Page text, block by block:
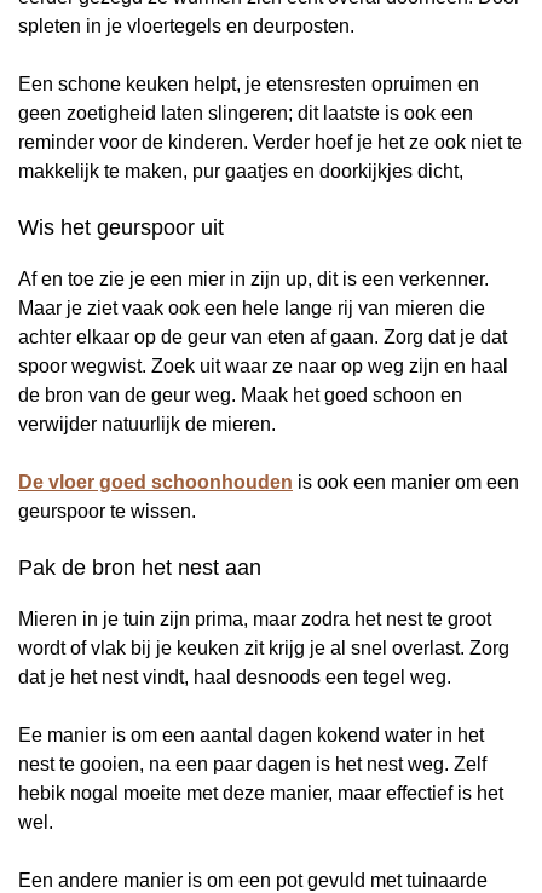
spleten in je vloertegels en deurposten.
Een schone keuken helpt, je etensresten opruimen en
geen zoetigheid laten slingeren; dit laatste is ook een
reminder voor de kinderen. Verder hoef je het ze ook niet te
makkelijk te maken, pur gaatjes en doorkijkjes dicht,
Wis het geurspoor uit
Af en toe zie je een mier in zijn up, dit is een verkenner.
Maar je ziet vaak ook een hele lange rij van mieren die
achter elkaar op de geur van eten af gaan. Zorg dat je dat
spoor wegwist. Zoek uit waar ze naar op weg zijn en haal
de bron van de geur weg. Maak het goed schoon en
verwijder natuurlijk de mieren.
De vloer goed schoonhouden is ook een manier om een
geurspoor te wissen.
Pak de bron het nest aan
Mieren in je tuin zijn prima, maar zodra het nest te groot
wordt of vlak bij je keuken zit krijg je al snel overlast. Zorg
dat je het nest vindt, haal desnoods een tegel weg.
Ee manier is om een aantal dagen kokend water in het
nest te gooien, na een paar dagen is het nest weg. Zelf
hebik nogal moeite met deze manier, maar effectief is het
wel.
Een andere manier is om een pot gevuld met tuinaarde